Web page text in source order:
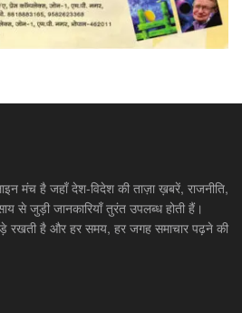
मंच है जहाँ देश-विदेश की ताज़ा ख़बरें, राजनीति,
से जुड़ी जानकारियाँ तुरंत उपलब्ध होती हैं।
रखती है और हर समय, हर जगह समाचार पढ़ने की